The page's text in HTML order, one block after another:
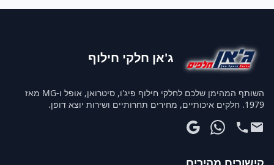
ג'אן חלקי חילוף
השותף המהימן שלכם לחלקי חילוף פיג'ו, סיטרואן, אופל ו-MG מאז
1979. חלקים איכותיים, מחירים תחרותיים ושירות יוצא דופן.